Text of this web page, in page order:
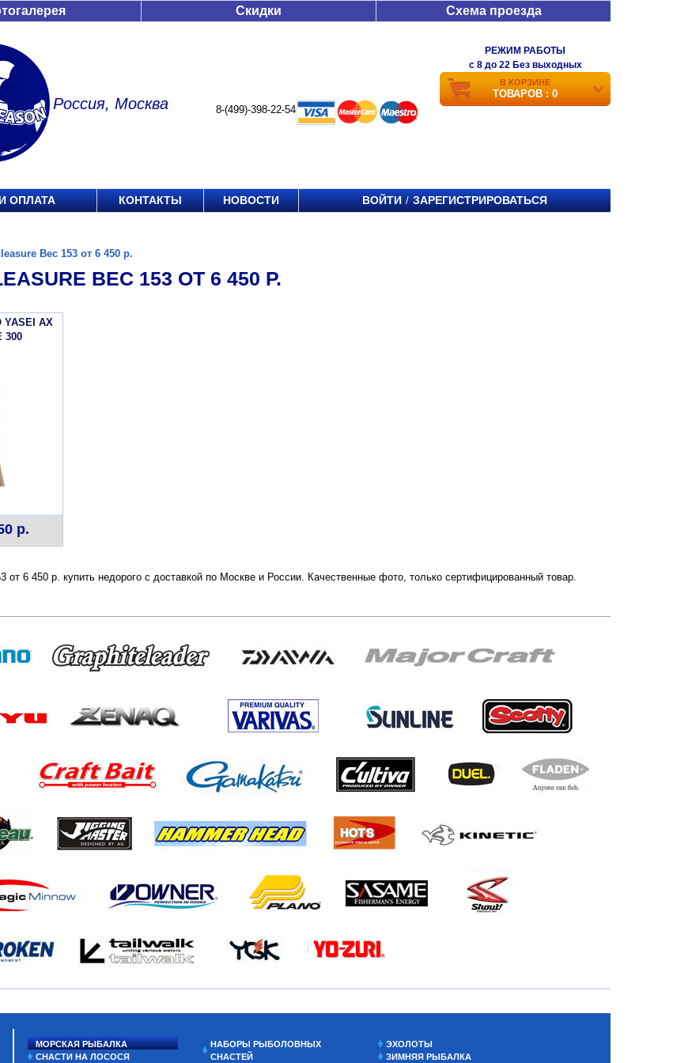
Скидки Схема проезда
Россия, Москва 8-(499)-398-22-54
РЕЖИМ РАБОТЫ
c 8 до 22 Без выходных
В КОРЗИНЕ
ТОВАРОВ : 0
ОПЛАТА КОНТАКТЫ НОВОСТИ ВОЙТИ / ЗАРЕГИСТРИРОВАТЬСЯ
Вес 153 от 6 450 р.
ВЕС 153 ОТ 6 450 Р.
YASEI АХ
300
р.
от 6 450 р. купить недорого с доставкой по Москве и России. Качественные фото, только сертифицированный товар.
МОРСКАЯ РЫБАЛКА
СНАСТИ НА ЛОСОСЯ
НАБОРЫ РЫБОЛОВНЫХ
СНАСТЕЙ
ЭХОЛОТЫ
ЗИМНЯЯ РЫБАЛКА